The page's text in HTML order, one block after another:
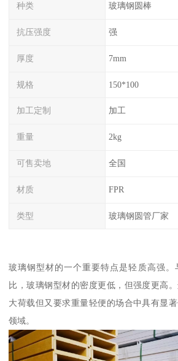
种类 玻璃钢圆棒
抗压强度 强
厚度 7mm
规格 150*100
加工定制 加工
重量 2kg
可售卖地 全国
材质 FPR
类型 玻璃钢圆管厂家
玻璃钢型材的一个重要特点是轻质高强。
比，玻璃钢型材的密度更低，但强度更高
大荷载但又要求重量轻便的场合中具有显
领域。